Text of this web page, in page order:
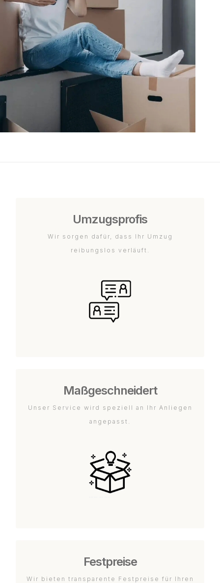
Umzugsprofis
Wir sorgen dafür, dass Ihr Umzug
reibungslos verläuft.
Maßgeschneidert
Unser Service wird speziell an Ihr Anliegen
angepasst.
Festpreise
Wir bieten transparente Festpreise für Ihren